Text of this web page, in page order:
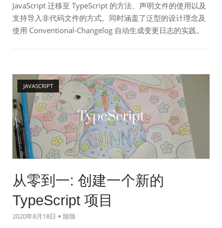
JavaScript 迁移至 TypeScript 的方法、声明文件的使用以及
支持导入非代码文件的方式。同时涵盖了泛型的设计理念及
使用 Conventional-Changelog 自动生成变更日志的实践。
JAVASCRIPT
Open post
从零到一: 创建一个新的
TypeScript 项目
2020年8月18日 除除